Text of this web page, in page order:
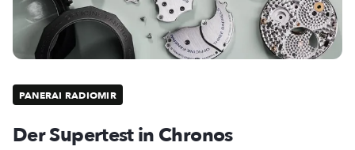
PANERAI RADIOMIR
Der Supertest in Chronos